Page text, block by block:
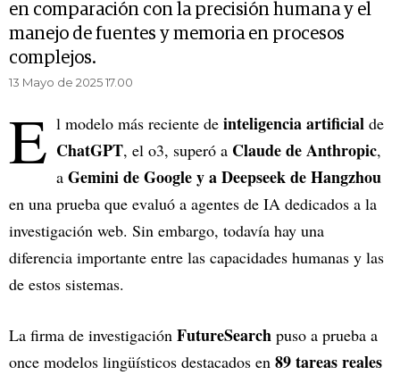
en comparación con la precisión humana y el
manejo de fuentes y memoria en procesos
complejos.
13 Mayo de 2025 17.00
E l modelo más reciente de inteligencia artificial de
ChatGPT, el o3, superó a Claude de Anthropic,
a Gemini de Google y a Deepseek de Hangzhou
en una prueba que evaluó a agentes de IA dedicados a la
investigación web. Sin embargo, todavía hay una
diferencia importante entre las capacidades humanas y las
de estos sistemas.
La firma de investigación FutureSearch puso a prueba a
once modelos lingüísticos destacados en 89 tareas reales